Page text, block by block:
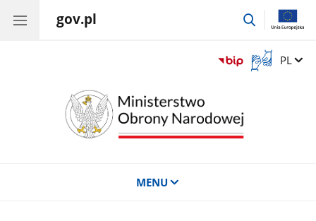
gov.pl
przejdź
Otwórz
okno
Zmień
PL
MENU